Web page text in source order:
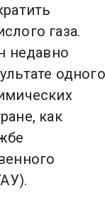
газа.
недавно
одного
как